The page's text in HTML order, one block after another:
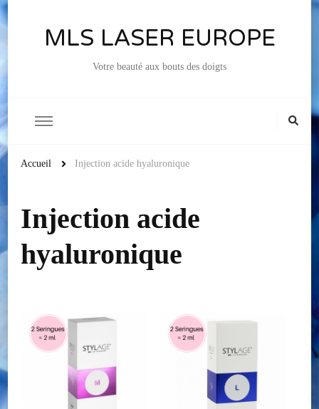
MLS LASER EUROPE
Votre beauté aux bouts des doigts
Accueil Injection acide hyaluronique
Injection acide
hyaluronique